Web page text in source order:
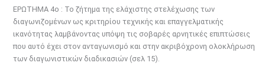
ΕΡΩΤΗΜΑ 4ο : Το ζήτημα της ελάχιστης στελέχωσης των
διαγωνιζομένων ως κριτηρίου τεχνικής και επαγγελματικής
ικανότητας λαμβάνοντας υπόψη τις σοβαρές αρνητικές επιπτώσεις
που αυτό έχει στον ανταγωνισμό και στην ακριβόχρονη ολοκλήρωση
των διαγωνιστικών διαδικασιών (σελ 15).